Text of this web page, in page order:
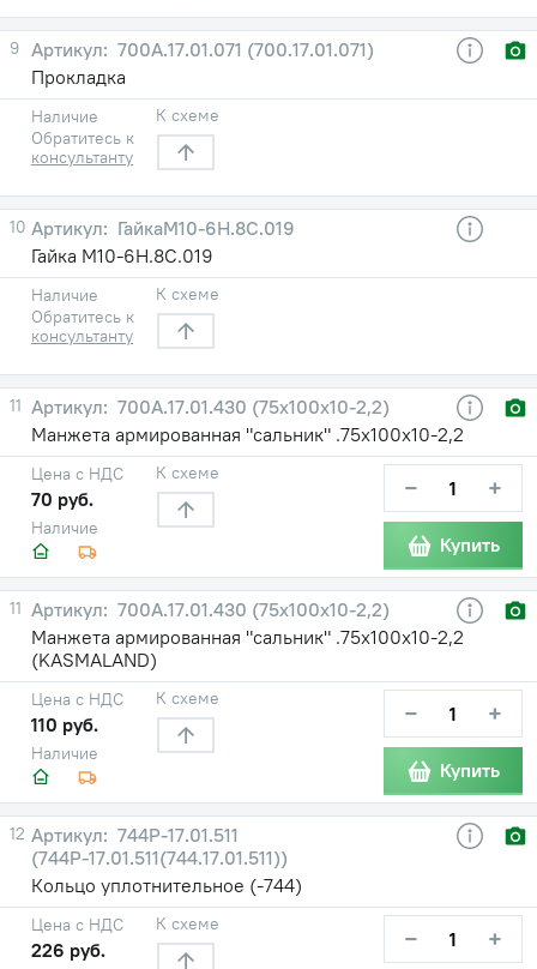
9
700А.17.01.071 (700.17.01.071)
Прокладка
Наличие
Обратитесь к
консультанту
К схеме
10
ГайкаМ10-6Н.8С.019
Гайка М10-6Н.8С.019
Наличие
Обратитесь к
консультанту
К схеме
11
700А.17.01.430 (75х100х10-2,2)
Манжета армированная "сальник" .75х100х10-2,2
Наличие
Цена с НДС
70 руб.
К схеме − +
Купить
11
700А.17.01.430 (75х100х10-2,2)
Манжета армированная "сальник" .75х100х10-2,2
(KASMALAND)
Наличие
Цена с НДС
110 руб.
К схеме − +
Купить
12
744Р-17.01.511
(744Р-17.01.511(744.17.01.511))
Кольцо уплотнительное (-744)
Цена с НДС
226 руб.
К схеме − +